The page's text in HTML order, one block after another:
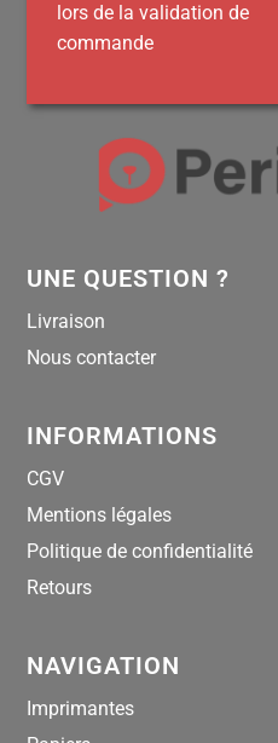
lors de la validation de
commande
UNE QUESTION ?
Livraison
Nous contacter
INFORMATIONS
CGV
Mentions légales
Politique de confidentialité
Retours
NAVIGATION
Imprimantes